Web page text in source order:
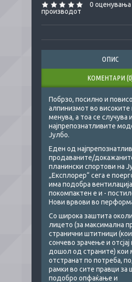
0 оценувања
производот
ОПИС
КОМЕНТАРИ
Побрзо, посилно и
алпинизмот во високите
менува, а тоа се случува
најпрепознатливите
Јулбо.
Еден од
продаваните/
планински спортови на
„Експлорер“ сега е
има подобра
покомпактен е и -
Нови врвови во
Со широка заштита
лицето (за максимална
странични штитници
сончево зрачење и отсјај
дошол од страните) кои
отстранат по потреба,
рамки во сите правци за
подобро опфаќање и